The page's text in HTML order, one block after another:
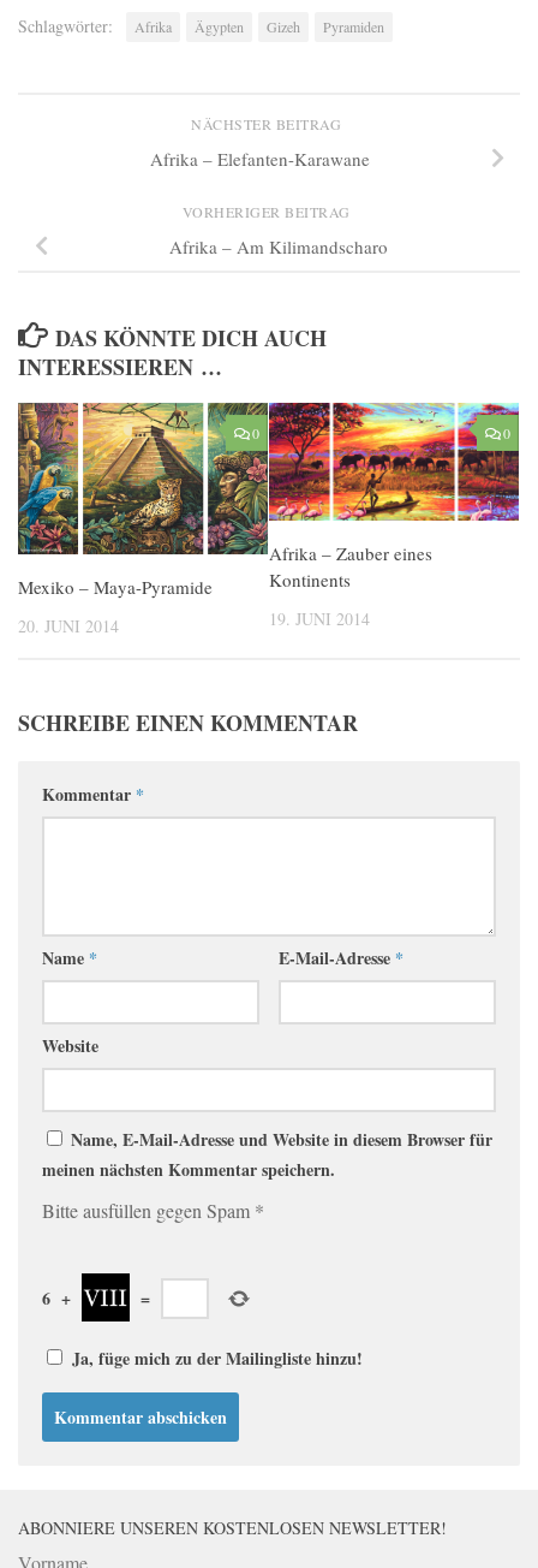
Schlagwörter: Afrika Ägypten Gizeh Pyramiden
NÄCHSTER BEITRAG
Afrika – Elefanten-Karawane
VORHERIGER BEITRAG
Afrika – Am Kilimandscharo
DAS KÖNNTE DICH AUCH
INTERESSIEREN …
0
Mexiko – Maya-Pyramide
20. JUNI 2014
0
Afrika – Zauber eines
Kontinents
19. JUNI 2014
SCHREIBE EINEN KOMMENTAR
Kommentar *
Name * E-Mail-Adresse *
Website
Name, E-Mail-Adresse und Website in diesem Browser für
meinen nächsten Kommentar speichern.
Bitte ausfüllen gegen Spam *
6 + =
Ja, füge mich zu der Mailingliste hinzu!
ABONNIERE UNSEREN KOSTENLOSEN NEWSLETTER!
Vorname